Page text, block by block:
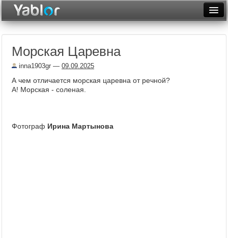
Неделя
Морская Царевна
inna1903gr — 09.09.2025
А чем отличается морская царевна от речной?
А! Морская - соленая.
Фотограф Ирина Мартынова